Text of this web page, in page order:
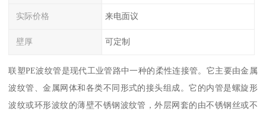
实际价格 来电面议
壁厚 可定制
联塑PE波纹管是现代工业管路中一种的柔性连接管。它主要由金属
波纹管、金属网体和各类不同形式的接头组成。它的内管是螺旋形
波纹或环形波纹的薄壁不锈钢波纹管，外层网套的由不锈钢丝或不